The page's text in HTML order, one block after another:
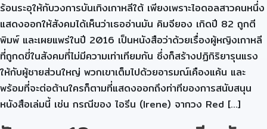
ร้อนระอุให้กับวงการบันเทิงเกาหลีใต้ เพียงเพราะไอดอลสาวคนหนึ่ง
แสดงออกให้สังคมได้เห็นว่าเธออ่านมัน คิมจียอง เกิดปี 82 ถูกตี
พิมพ์ และเผยแพร่ในปี 2016 เป็นหนังสือว่าด้วยเรื่องผู้หญิงเกาหลี
ที่ถูกดขี่ในสังคมที่ไม่มีความเท่าเทียมกัน ซึ่งก็สร้างปฏิกิริยารุนแรง
ให้กับผู้ชายส่วนใหญ่ พวกเขาเต็มไปด้วยอารมณ์เคืองแค้น และ
พร้อมที่จะต่อต้านใครก็ตามที่แสดงออกถึงท่าทีของการสนับสนุน
หนังสือเล่มนี้ เช่น กรณีของ ไอรีน (Irene) จากวง Red […]